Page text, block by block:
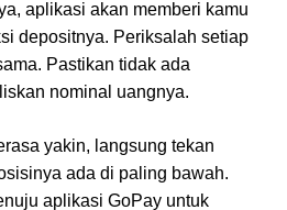
aplikasi akan memberi kamu
depositnya. Periksalah setiap
Pastikan tidak ada
nominal uangnya.
yakin, langsung tekan
ada di paling bawah.
aplikasi GoPay untuk